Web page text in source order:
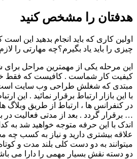
هدفتان را مشخص کنید
اولین کاری که باید انجام بدهید این
چیزی را باید یاد بگیرم؟چه مهارتی را
این مرحله یکی از مهمترین مراحل
کیفیت کار شماست . کافیست که فقط
مبتدی که شغلش طراحی وب سایت است
با این بازار ارتباط برقرار نمائید . این
در کنفرانس ها ، ارتباط از طریق وبلاگ
… برقرار گردد . بعد از مدتی فعالیت در
اندک با این حرفه متوجه خواهید شد به
علاقه بیشتری دارید و نیاز به کسب چه
میتوانند به دو دست کلی بلند مدت و
دو دسته نقش بسیار مهمی را دارا می